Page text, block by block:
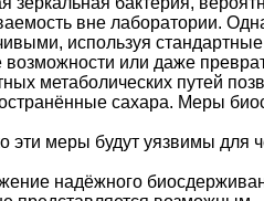
вне лаборатории.
используя
возможности или даже
метаболических путей
сахара. Меры
эти меры будут уязвимы для
надёжного